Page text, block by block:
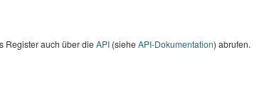
Register auch über dieAPI(sieheAPI-Dokumentation) abrufen.